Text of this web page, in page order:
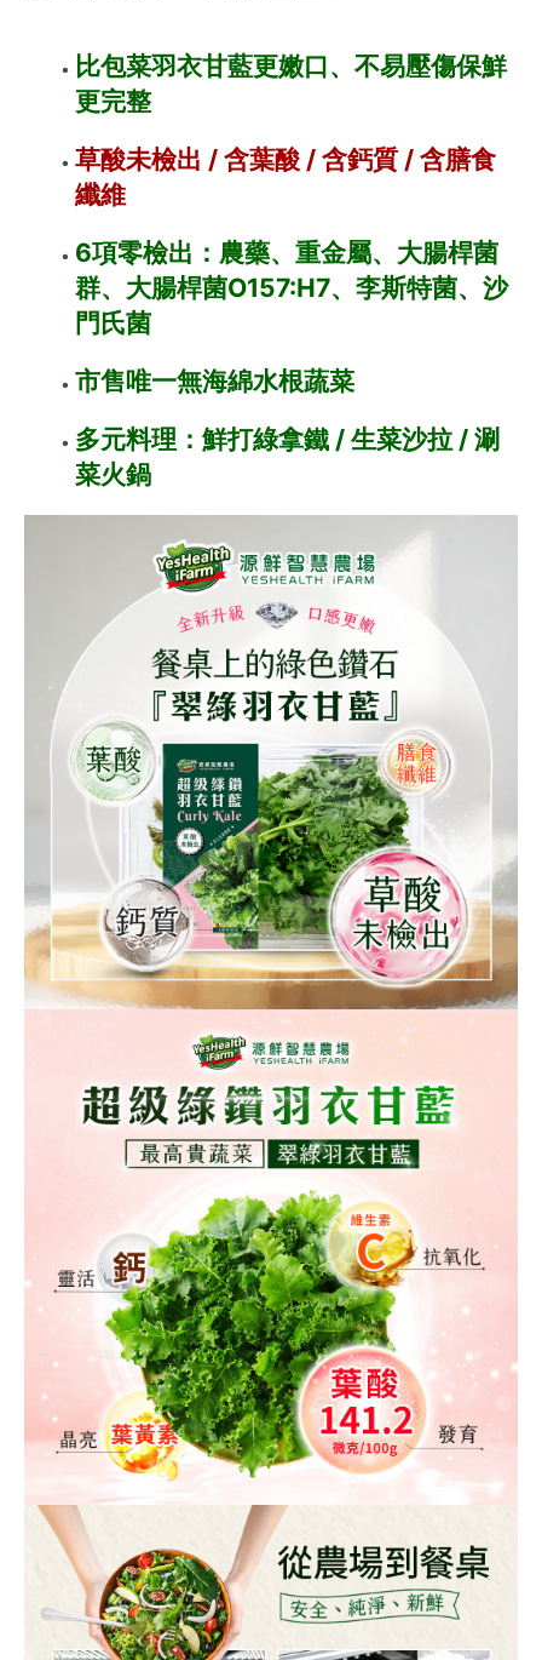
比包菜羽衣甘藍更嫩口、不易壓傷保鮮
更完整
草酸未檢出 / 含葉酸 / 含鈣質 / 含膳食
纖維
6項零檢出：農藥、重金屬、大腸桿菌
群、大腸桿菌O157:H7、李斯特菌、沙
門氏菌
市售唯一無海綿水根蔬菜
多元料理：鮮打綠拿鐵 / 生菜沙拉 / 涮
菜火鍋